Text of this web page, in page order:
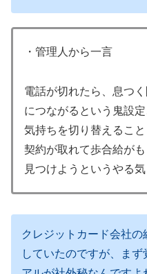
・管理人から一言
電話が切れたら、息つ
につながるという鬼設定
気持ちを切り替えるこ
契約が取れて歩合給が
見つけようというやる
クレジットカード会社
していたのですが、ま